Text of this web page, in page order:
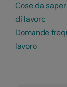
Cose da
di lavoro
Domande
lavoro